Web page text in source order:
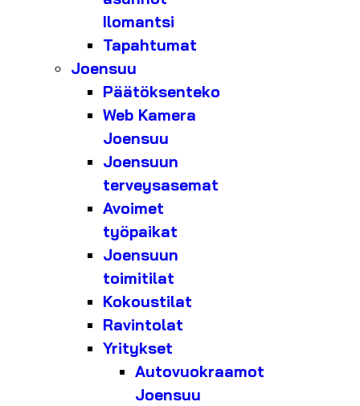
Ilomantsi
Tapahtumat
Joensuu
Päätöksenteko
Web Kamera
Joensuu
Joensuun
terveysasemat
Avoimet
työpaikat
Joensuun
toimitilat
Kokoustilat
Ravintolat
Yritykset
Autovuokraamot
Joensuu